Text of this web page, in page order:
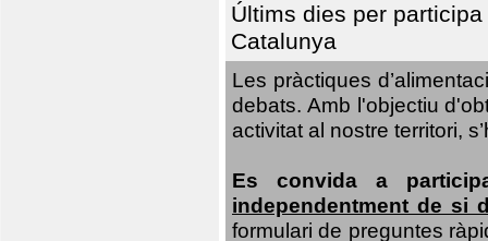
Últims dies per
Catalunya
Les pràctiques
debats. Amb l'objectiu
activitat al nostre territori,
Es convida a
independentment de si
formulari de preguntes